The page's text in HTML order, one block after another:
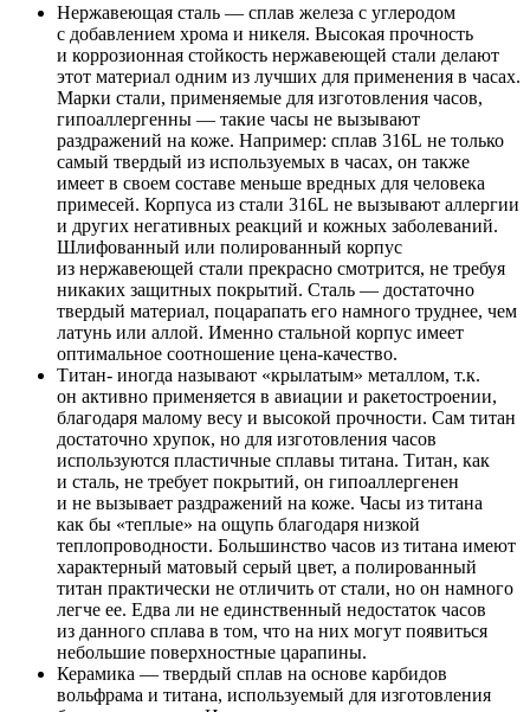
Нержавеющая сталь — сплав железа с углеродом
с добавлением хрома и никеля. Высокая прочность
и коррозионная стойкость нержавеющей стали делают
этот материал одним из лучших для применения в часах.
Марки стали, применяемые для изготовления часов,
гипоаллергенны — такие часы не вызывают
раздражений на коже. Например: сплав 316L не только
самый твердый из используемых в часах, он также
имеет в своем составе меньше вредных для человека
примесей. Корпуса из стали 316L не вызывают аллергии
и других негативных реакций и кожных заболеваний.
Шлифованный или полированный корпус
из нержавеющей стали прекрасно смотрится, не требуя
никаких защитных покрытий. Сталь — достаточно
твердый материал, поцарапать его намного труднее, чем
латунь или аллой. Именно стальной корпус имеет
оптимальное соотношение цена-качество.
Титан- иногда называют «крылатым» металлом, т.к.
он активно применяется в авиации и ракетостроении,
благодаря малому весу и высокой прочности. Сам титан
достаточно хрупок, но для изготовления часов
используются пластичные сплавы титана. Титан, как
и сталь, не требует покрытий, он гипоаллергенен
и не вызывает раздражений на коже. Часы из титана
как бы «теплые» на ощупь благодаря низкой
теплопроводности. Большинство часов из титана имеют
характерный матовый серый цвет, а полированный
титан практически не отличить от стали, но он намного
легче ее. Едва ли не единственный недостаток часов
из данного сплава в том, что на них могут появиться
небольшие поверхностные царапины.
Керамика — твердый сплав на основе карбидов
вольфрама и титана, используемый для изготовления